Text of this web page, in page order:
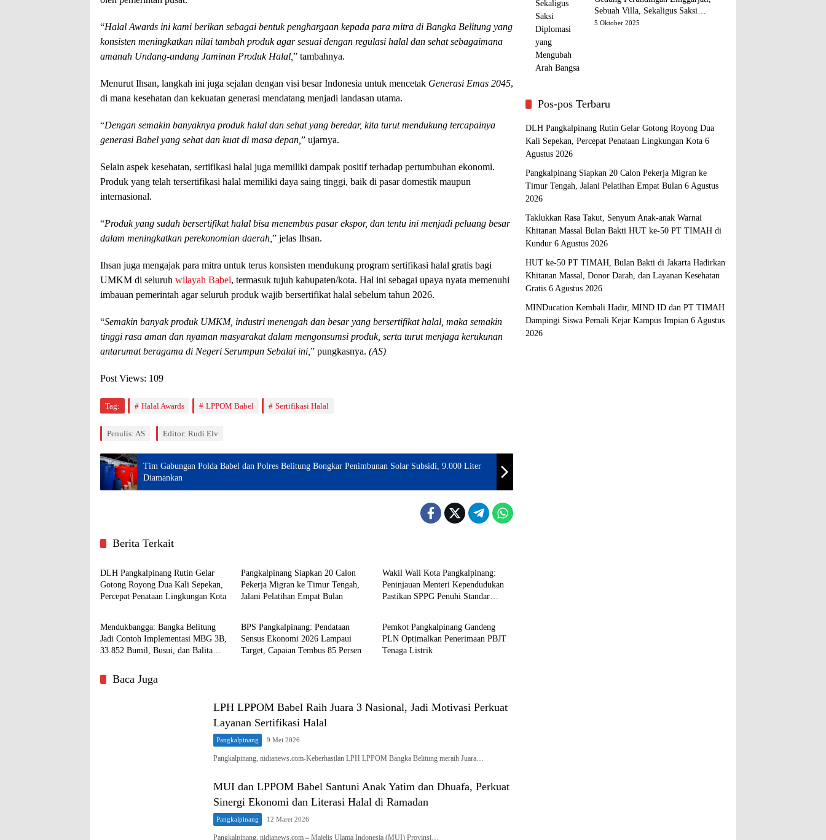
“Halal Awards ini kami berikan sebagai bentuk penghargaan kepada para mitra di Bangka Belitung yang
konsisten meningkatkan nilai tambah produk agar sesuai dengan regulasi halal dan sehat sebagaimana
amanah Undang-undang Jaminan Produk Halal, ” tambahnya.
Menurut Ihsan, langkah ini juga sejalan dengan visi besar Indonesia untuk mencetak Generasi Emas 2045,
di mana kesehatan dan kekuatan generasi mendatang menjadi landasan utama.
“Dengan semakin banyaknya produk halal dan sehat yang beredar, kita turut mendukung tercapainya
generasi Babel yang sehat dan kuat di masa depan, ” ujarnya.
Selain aspek kesehatan, sertifikasi halal juga memiliki dampak positif terhadap pertumbuhan ekonomi.
Produk yang telah tersertifikasi halal memiliki daya saing tinggi, baik di pasar domestik maupun
internasional.
“Produk yang sudah bersertifikat halal bisa menembus pasar ekspor, dan tentu ini menjadi peluang besar
dalam meningkatkan perekonomian daerah, ” jelas Ihsan.
Ihsan juga mengajak para mitra untuk terus konsisten mendukung program sertifikasi halal gratis bagi
UMKM di seluruh wilayah Babel, termasuk tujuh kabupaten/kota. Hal ini sebagai upaya nyata memenuhi
imbauan pemerintah agar seluruh produk wajib bersertifikat halal sebelum tahun 2026.
“Semakin banyak produk UMKM, industri menengah dan besar yang bersertifikat halal, maka semakin
tinggi rasa aman dan nyaman masyarakat dalam mengonsumsi produk, serta turut menjaga kerukunan
antarumat beragama di Negeri Serumpun Sebalai ini, ” pungkasnya. (AS)
Post Views: 109
Tag: Halal Awards LPPOM Babel Sertifikasi Halal
Penulis: AS Editor: Rudi Elv
Tim Gabungan Polda Babel dan Polres Belitung Bongkar Penimbunan Solar Subsidi, 9.000 Liter
Diamankan
Berita Terkait
Pangkalpinang
DLH Pangkalpinang Rutin Gelar
Gotong Royong Dua Kali Sepekan,
Percepat Penataan Lingkungan Kota
Pangkalpinang Siapkan 20 Calon
Pekerja Migran ke Timur Tengah,
Jalani Pelatihan Empat Bulan
Wakil Wali Kota Pangkalpinang:
Peninjauan Menteri Kependudukan
Pastikan SPPG Penuhi Standar
Pangkalpinang
Mendukbangga: Bangka Belitung
Jadi Contoh Implementasi MBG 3B,
33.852 Bumil, Busui, dan Balita
BPS Pangkalpinang: Pendataan
Sensus Ekonomi 2026 Lampaui
Target, Capaian Tembus 85 Persen
Pemkot Pangkalpinang Gandeng
PLN Optimalkan Penerimaan PBJT
Tenaga Listrik
Baca Juga
LPH LPPOM Babel Raih Juara 3 Nasional, Jadi Motivasi Perkuat
Layanan Sertifikasi Halal
Pangkalpinang 9 Mei 2026
Pangkalpinang, nidianews.com-Keberhasilan LPH LPPOM Bangka Belitung meraih Juara…
MUI dan LPPOM Babel Santuni Anak Yatim dan Dhuafa, Perkuat
Sinergi Ekonomi dan Literasi Halal di Ramadan
Pangkalpinang 12 Maret 2026
Pangkalpinang, nidianews.com – Majelis Ulama Indonesia (MUI) Provinsi…
Sebuah Villa, Sekaligus Saksi
Diplomasi yang Mengubah Arah
5 Oktober 2025
Pos-pos Terbaru
DLH Pangkalpinang Rutin Gelar Gotong Royong Dua
Kali Sepekan, Percepat Penataan Lingkungan Kota 6
Agustus 2026
Pangkalpinang Siapkan 20 Calon Pekerja Migran ke
Timur Tengah, Jalani Pelatihan Empat Bulan 6 Agustus
2026
Taklukkan Rasa Takut, Senyum Anak-anak Warnai
Khitanan Massal Bulan Bakti HUT ke-50 PT TIMAH di
Kundur 6 Agustus 2026
HUT ke-50 PT TIMAH, Bulan Bakti di Jakarta Hadirkan
Khitanan Massal, Donor Darah, dan Layanan Kesehatan
Gratis 6 Agustus 2026
MINDucation Kembali Hadir, MIND ID dan PT TIMAH
Dampingi Siswa Pemali Kejar Kampus Impian 6 Agustus
2026